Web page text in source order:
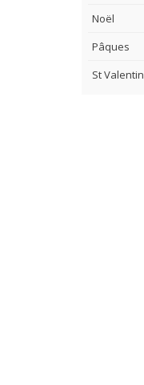
Noël
Pâques
St Valentin